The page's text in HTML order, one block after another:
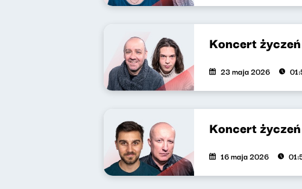
Koncert
23 maja 2026
Koncert
16 maja 2026